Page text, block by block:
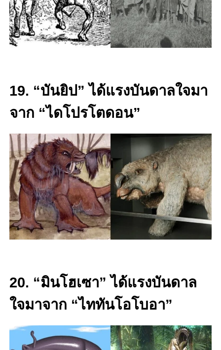
19. “บันยิป” ได้แรงบันดาลใจมา
จาก “ไดโปรโตดอน”
20. “มินโฮเซา” ได้แรงบันดาล
ใจมาจาก “ไททันโอโบอา”